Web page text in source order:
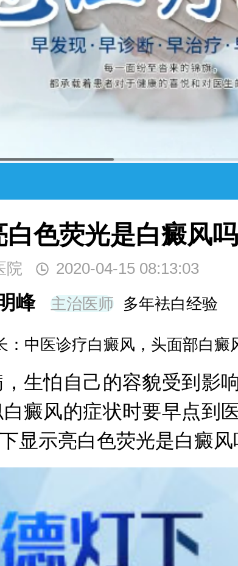
色荧光是白癜风吗
院 2020-04-15 08:13:03
峰 主治医师 多年袪白经验
：中医诊疗白癜风，头面部白癜
怕自己的容貌受到影
癜风的症状时要早点到
显示亮白色荧光是白癜风